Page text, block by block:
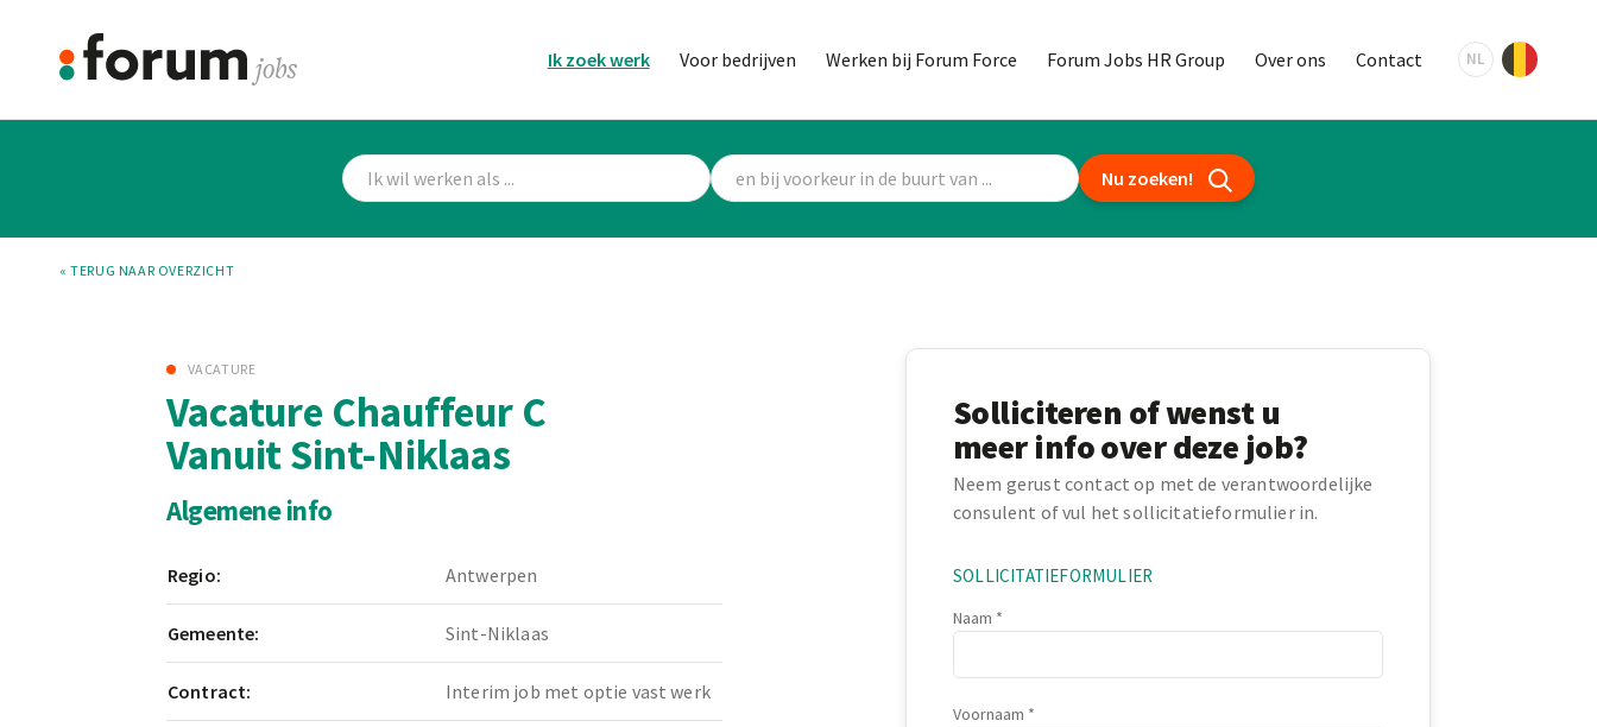
Ik zoek werk Voor bedrijven Werken bij Forum Force Forum Jobs HR Group Over ons Contact NL
Nu zoeken!
« TERUG NAAR OVERZICHT
VACATURE
Vacature Chauffeur C
Vanuit Sint-Niklaas
Algemene info
Regio: Antwerpen
Gemeente: Sint-Niklaas
Contract: Interim job met optie vast werk
Solliciteren of wenst u
meer info over deze job?
Neem gerust contact op met de verantwoordelijke
consulent of vul het sollicitatieformulier in.
SOLLICITATIEFORMULIER
Naam
Voornaam